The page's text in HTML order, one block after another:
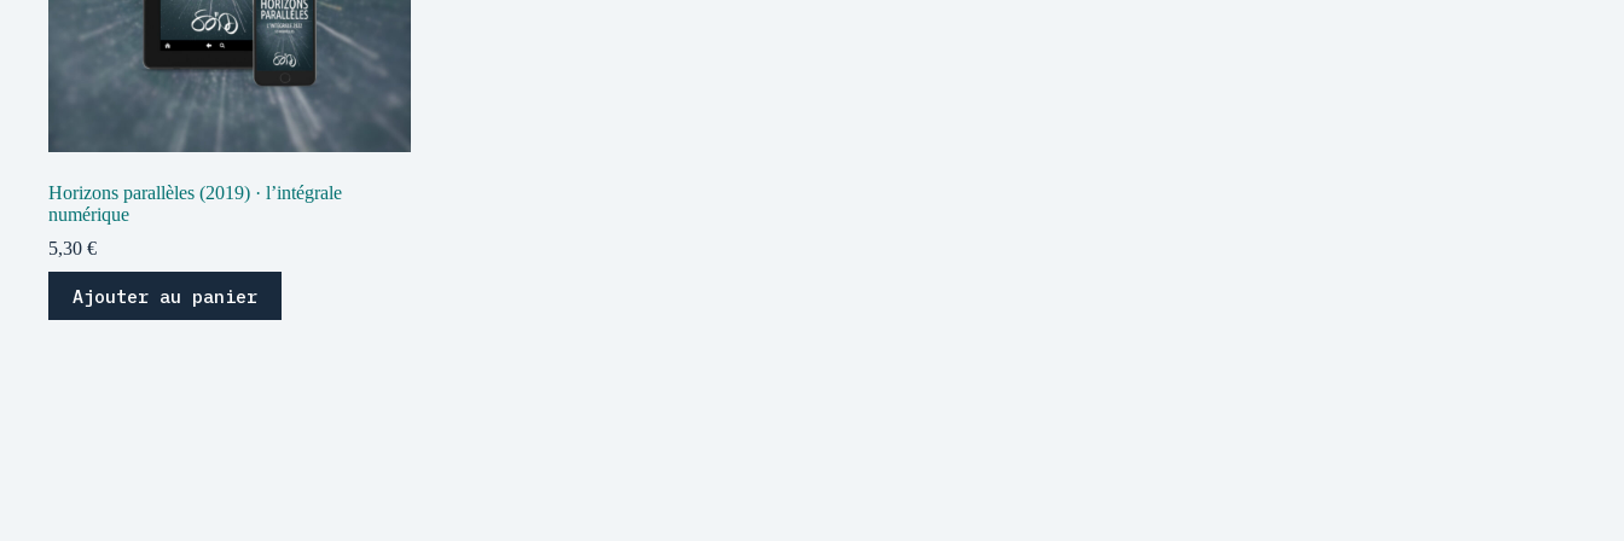
Horizons parallèles (2019) · l’intégrale
numérique
5,30 €
Ajouter au panier